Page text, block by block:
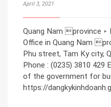
April 3, 2021
Quang Nam province ▹
Office in Quang Nam
Phu street, Tam Ky city,
Phone : (0235) 3810
of the government for
https://